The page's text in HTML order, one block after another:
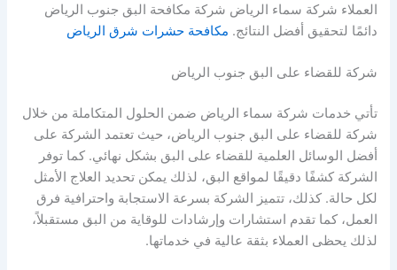
العملاء شركة سماء الرياض شركة مكافحة البق جنوب الرياض
دائمًا لتحقيق أفضل النتائج. مكافحة حشرات شرق الرياض
شركة للقضاء على البق جنوب الرياض
تأتي خدمات شركة سماء الرياض ضمن الحلول المتكاملة من خلال
شركة للقضاء على البق جنوب الرياض، حيث تعتمد الشركة على
أفضل الوسائل العلمية للقضاء على البق بشكل نهائي. كما توفر
الشركة كشفًا دقيقًا لمواقع البق، لذلك يمكن تحديد العلاج الأمثل
لكل حالة. كذلك، تتميز الشركة بسرعة الاستجابة واحترافية فرق
العمل، كما تقدم استشارات وإرشادات للوقاية من البق مستقبلاً،
لذلك يحظى العملاء بثقة عالية في خدماتها.